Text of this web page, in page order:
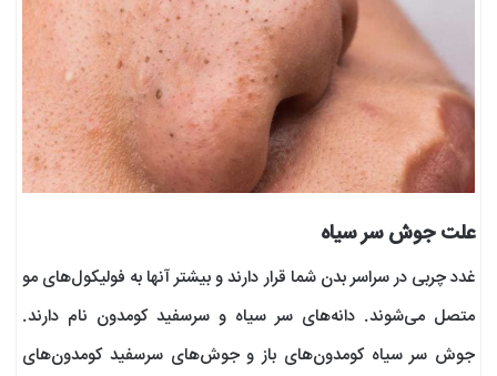
علت جوش سر سیاه
غدد چربی در سراسر بدن شما قرار دارند و بیشتر آنها به فولیکول‌های مو
متصل می‌شوند. دانه‌های سر سیاه و سرسفید کومدون نام دارند.
جوش سر سیاه کومدون‌های باز و جوش‌های سرسفید کومدون‌های